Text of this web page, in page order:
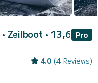
• Zeilboot • 13,6 Pro
4.0 (4 Reviews)